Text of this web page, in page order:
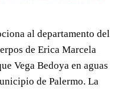
al departamento del
de Erica Marcela
Vega Bedoya en aguas
de Palermo. La